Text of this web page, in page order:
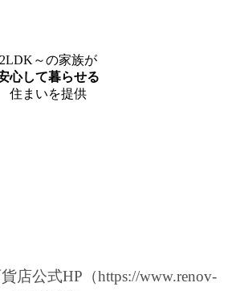
2LDK～の家族が
心して暮らせる
住まいを提供
店公式HP（https://www.renov-